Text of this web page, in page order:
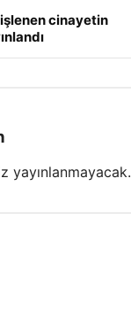
işlenen cinayetin
yayınlanmayacak.